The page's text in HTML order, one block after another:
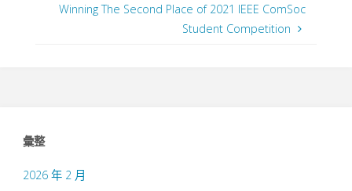
Winning The Second Place of 2021 IEEE ComSoc
Student Competition
彙整
2026 年 2 月